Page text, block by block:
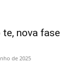
te, nova fase
de 2025